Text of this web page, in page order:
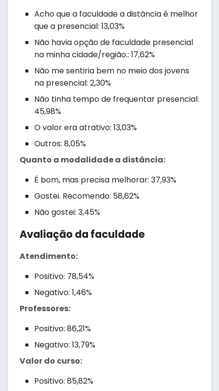
Acho que a faculdade a distância é melhor
que a presencial: 13,03%
Não havia opção de faculdade presencial
na minha cidade/região.: 17,62%
Não me sentiria bem no meio dos jovens
na presencial: 2,30%
Não tinha tempo de frequentar presencial:
45,98%
O valor era atrativo: 13,03%
Outros: 8,05%
Quanto a modalidade a distância:
É bom, mas precisa melhorar: 37,93%
Gostei. Recomendo: 58,62%
Não gostei: 3,45%
Avaliação da faculdade
Atendimento:
Positivo: 78,54%
Negativo: 1,46%
Professores:
Positivo: 86,21%
Negativo: 13,79%
Valor do curso:
Positivo: 85,82%